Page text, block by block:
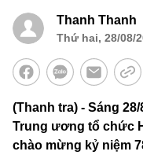
Thanh Thanh
Thứ hai, 28/08/
(Thanh tra) - Sáng
Trung ương tổ chức
chào mừng kỷ niệm